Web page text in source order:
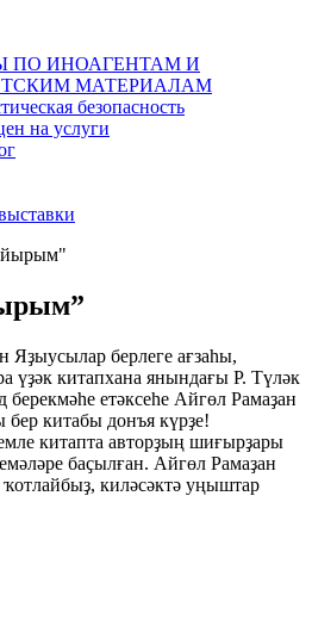
ПО ИНОАГЕНТАМ И
МАТЕРИАЛАМ
безопасность
на услуги
йырым"
Яҙыусылар берлеге ағзаһы,
үҙәк китапхана янындағы Р. Түләк
берекмәһе етәксеһе Айгөл Рамаҙан
китабы донъя күрҙе!
китапта авторҙың шиғырҙары
баҫылған. Айгөл Рамаҙан
киләсәктә уңыштар